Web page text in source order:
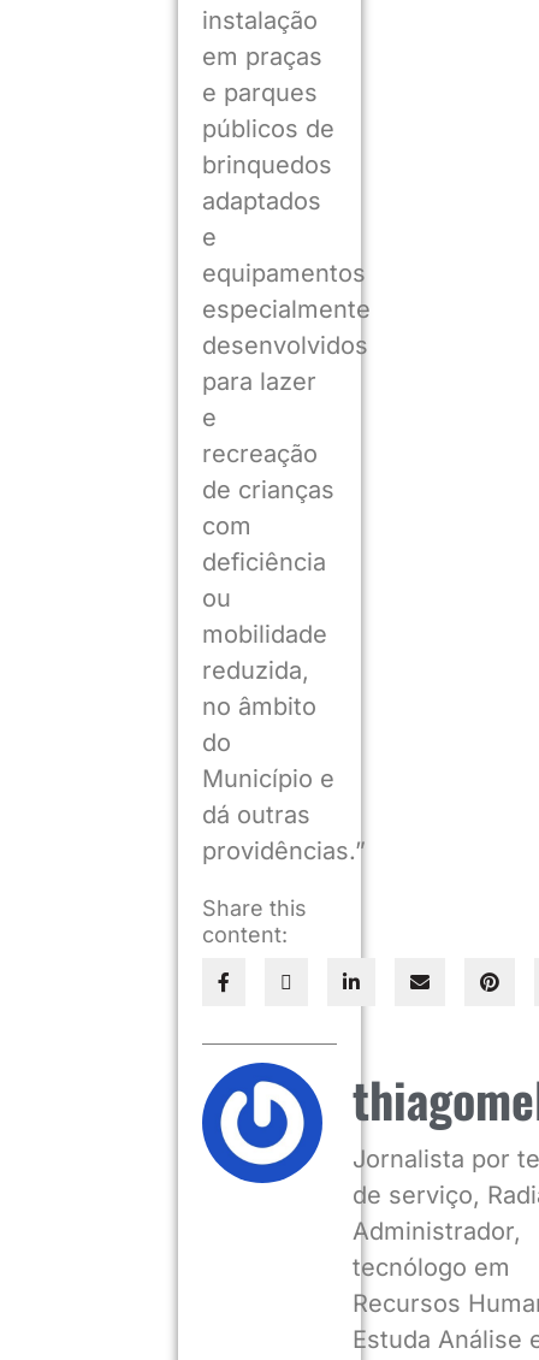
instalação
em praças
e parques
públicos de
brinquedos
adaptados
e
equipamentos
especialmente
desenvolvidos
para lazer
e
recreação
de crianças
com
deficiência
ou
mobilidade
reduzida,
no âmbito
do
Município e
dá outras
providências.”
Share this
content:
Jornalista por
de serviço,
Administrador,
tecnólogo em
Recursos
Estuda Análise